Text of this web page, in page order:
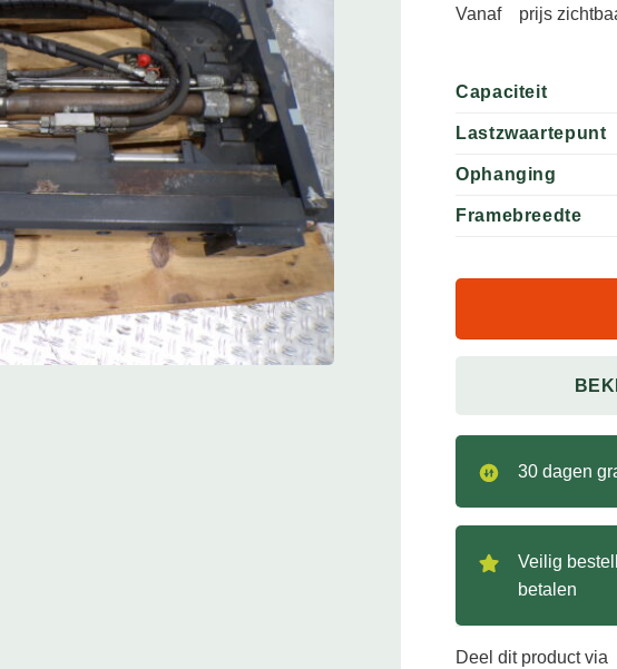
Vanaf prijs
Capaciteit
Lastzwaartepunt
Ophanging
Framebreedte
30 dagen
Veilig
betalen
Deel dit product via